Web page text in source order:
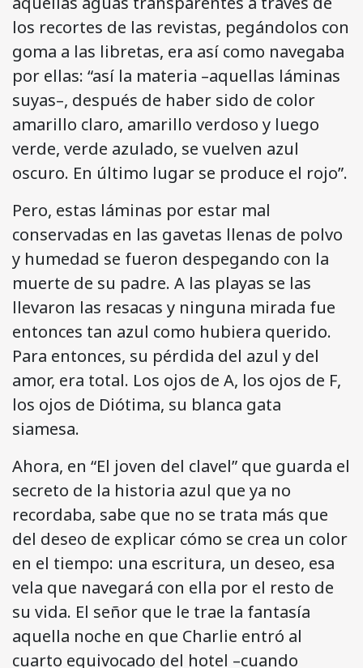
los recortes de las revistas, pegándolos con
goma a las libretas, era así como navegaba
por ellas: “así la materia –aquellas láminas
suyas–, después de haber sido de color
amarillo claro, amarillo verdoso y luego
verde, verde azulado, se vuelven azul
oscuro. En último lugar se produce el rojo”.
Pero, estas láminas por estar mal
conservadas en las gavetas llenas de polvo
y humedad se fueron despegando con la
muerte de su padre. A las playas se las
llevaron las resacas y ninguna mirada fue
entonces tan azul como hubiera querido.
Para entonces, su pérdida del azul y del
amor, era total. Los ojos de A, los ojos de F,
los ojos de Diótima, su blanca gata
siamesa.
Ahora, en “El joven del clavel” que guarda el
secreto de la historia azul que ya no
recordaba, sabe que no se trata más que
del deseo de explicar cómo se crea un color
en el tiempo: una escritura, un deseo, esa
vela que navegará con ella por el resto de
su vida. El señor que le trae la fantasía
aquella noche en que Charlie entró al
cuarto equivocado del hotel –cuando